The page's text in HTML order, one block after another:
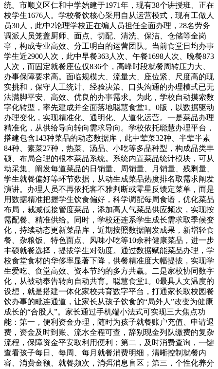
统。市顺义区仁和中学始建于1971年，现有38个讲授班、正在
校学生1676人。学校餐饮核心采用自从运营模式，现有工做人
员30人，此中2论理学校正在编人员担任全面办理，28名劳务
调派人员笼盖厨师、面点、切配、清洗、保洁、仓储等全岗
亭，构成专业高效、分工明白的运营团队。当前食堂日均办事
学生近2900人次，此中早餐363人次、午餐1698人次、晚餐873
人次，而固定就餐座位仅836个，高峰时段就餐周转压力大、
办事保障要求高。面临规模大、流量大、座位紧、尺度高的现
实挑和，保守人工统计、经验决策、口头沟通的办理模式已无
法满脚平安、高效、优良的办事需求。为此，学校自动摸索数
字化转型，率先建成并全面落地聪慧食堂1。0版，以数据驱动
办理变化，实现精准化、通明化、人道化运营。一是菜品办理
精准化，从供给导向转向需求导向。学校依托聪慧办理平台，
搭建包含143种菜品的动态数据库，此中荤菜32种、半荤半素
84种、素菜27种，热菜、汤品、小吃等多品种型，构成品类丰
硕、布局合理的根本菜品系统。系统内置菜品统计模块，可从
动采集、阐发每道菜品的日销量、周销量、月销量、残剩量、
学生就餐偏好等环节数据，从动生成菜品热度排名取需求阐发
演讲。办理人员不再依托客不雅判断或零星反馈定菜单，而是
用数据精准把握学生饮食偏好，科学调配每周食谱，优化菜品
布局，裁减低接管度菜品，添加高人气菜品供应频次，实现按
需配餐、精准供给。同时，学校还连系学生成长需求取季候变
化，持续动态更新菜品库，近期按照数据阐发成果，新增轻食
餐、杂粮饭、特色面点、风味小吃等10余种健康菜品，进一步
丰硕就餐选择，提拔学生对劲度。通过数据赋能菜品办理，学
校食堂食材的华侈率显著下降，供餐精准度大幅提拔，实现学
生爱吃、食堂高效、资本节约的多方共赢。二是家校协同数字
化，从被动奉告转向自动共育。聪慧食堂1。0最具人文温度的
设想，就是搭建一体化家校共育数字平台，打通家长取校园餐
饮办事的毗连通道，让家长从孩子饮食的“局外人”改变为健康
成长的“合股人”。家长通过手机端小法式可实现三大焦点功
能：第一，便利资金办理，随时为孩子就餐账户充值、申请退
费，资金及时到账、流水全程可查，辞别现金列队缴费的复杂
流程，保障资金平安取利用便利；第二，及时消费查询，一键
查看孩子每日、每周、每月就餐消费明细，清晰控制就餐内
容、消费金额、就餐频次，消弭消息盲区；第三，个性化养分